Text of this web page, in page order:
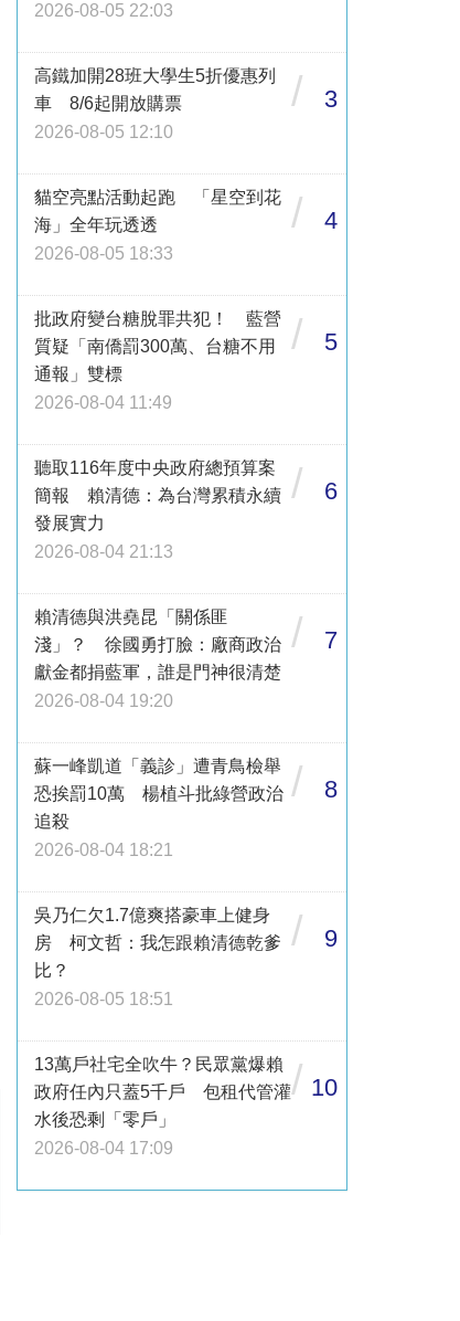
2026-08-05 22:03
高鐵加開28班大學生5折優惠列
車 8/6起開放購票
2026-08-05 12:10
/ 3
貓空亮點活動起跑 「星空到花
海」全年玩透透
2026-08-05 18:33
/ 4
批政府變台糖脫罪共犯！ 藍營
質疑「南僑罰300萬、台糖不用
通報」雙標
2026-08-04 11:49
/ 5
聽取116年度中央政府總預算案
簡報 賴清德：為台灣累積永續
發展實力
2026-08-04 21:13
/ 6
賴清德與洪堯昆「關係匪
淺」？ 徐國勇打臉：廠商政治
獻金都捐藍軍，誰是門神很清楚
2026-08-04 19:20
/ 7
蘇一峰凱道「義診」遭青鳥檢舉
恐挨罰10萬 楊植斗批綠營政治
追殺
2026-08-04 18:21
/ 8
吳乃仁欠1.7億爽搭豪車上健身
房 柯文哲：我怎跟賴清德乾爹
比？
2026-08-05 18:51
/ 9
13萬戶社宅全吹牛？民眾黨爆賴
政府任內只蓋5千戶 包租代管灌
水後恐剩「零戶」
2026-08-04 17:09
/ 10